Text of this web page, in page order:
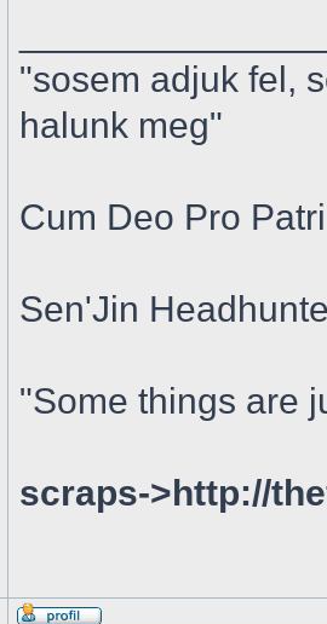
"sosem adjuk fel,
halunk meg"
Cum Deo Pro
Sen'Jin
"Some things are
scraps->http://